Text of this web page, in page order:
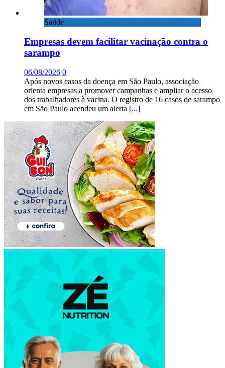
Saúde
Empresas devem facilitar vacinação contra o
sarampo
06/08/2026 0
Após novos casos da doença em São Paulo, associação
orienta empresas a promover campanhas e ampliar o acesso
dos trabalhadores à vacina. O registro de 16 casos de sarampo
em São Paulo acendeu um alerta [...]